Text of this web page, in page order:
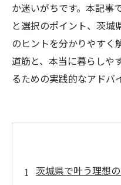
か迷いがちです。本記事
と選択のポイント、茨城
のヒントを分かりやすく
道筋と、本当に暮らしや
るための実践的なアドバ
茨城県で叶う理想